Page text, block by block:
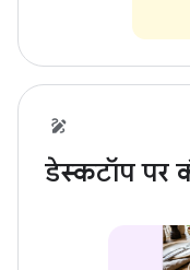
डेस्कटॉप पर